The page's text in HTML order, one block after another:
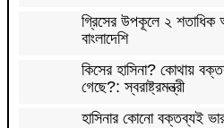
গ্রিসের উপকূলে ২ শতাধিক
বাংলাদেশি
কিসের হাসিনা? কোথায়
গেছে?: স্বরাষ্ট্রমন্ত্রী
হাসিনার কোনো বক্তব্যই